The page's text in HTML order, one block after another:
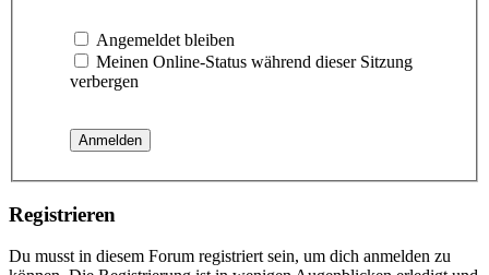
Angemeldet bleiben
Meinen Online-Status während dieser Sitzung
verbergen
Registrieren
Du musst in diesem Forum registriert sein, um dich anmelden zu